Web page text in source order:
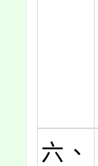
六、